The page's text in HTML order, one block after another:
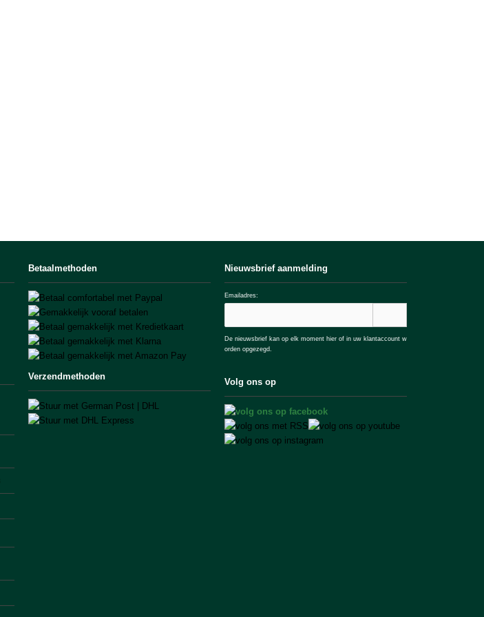
Betaalmethoden
Verzendmethoden
Nieuwsbrief aanmelding
Emailadres:
De nieuwsbrief kan op elk moment hier of in uw klantaccount w
orden opgezegd.
Volg ons op